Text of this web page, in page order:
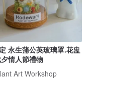
永生蒲公英玻璃罩.花盅
情人節禮物
Art Workshop